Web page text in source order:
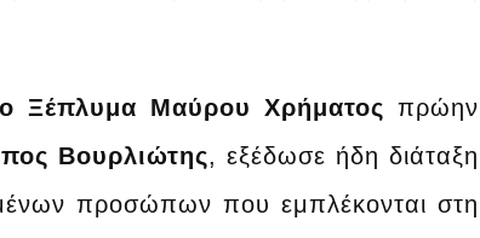
Ξέπλυμα Μαύρου Χρήματος πρώην
Βουρλιώτης, εξέδωσε ήδη διάταξη
προσώπων που εμπλέκονται στη